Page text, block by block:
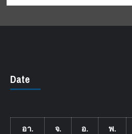
Date
อา. จ. อ. พ.